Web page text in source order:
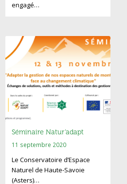
engagé…
Séminaire Natur’adapt
11 septembre 2020
Le Conservatoire d’Espace
Naturel de Haute-Savoie
(Asters)…